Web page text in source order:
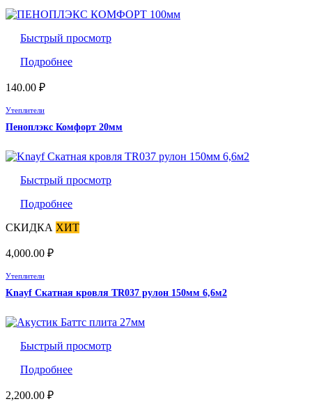
Быстрый просмотр
Подробнее
140.00 ₽
Утеплители
Пеноплэкс Комфорт 20мм
Быстрый просмотр
Подробнее
СКИДКА ХИТ
4,000.00 ₽
Утеплители
Knayf Скатная кровля TR037 рулон 150мм 6,6м2
Быстрый просмотр
Подробнее
2,200.00 ₽